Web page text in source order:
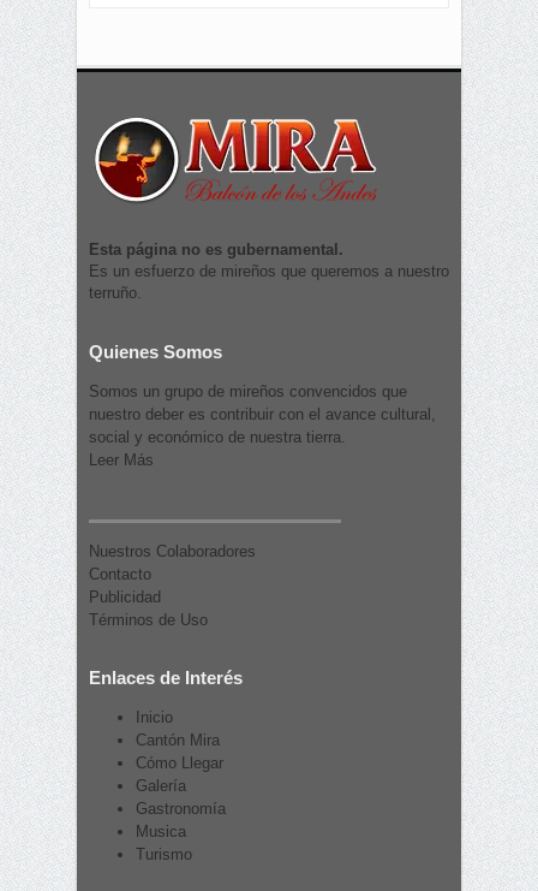
Esta página no es gubernamental.
Es un esfuerzo de mireños que queremos a nuestro
terruño.
Quienes Somos
Somos un grupo de mireños convencidos que
nuestro deber es contribuir con el avance cultural,
social y económico de nuestra tierra.
Leer Más
Nuestros Colaboradores
Contacto
Publicidad
Términos de Uso
Enlaces de Interés
Inicio
Cantón Mira
Cómo Llegar
Galería
Gastronomía
Musica
Turismo